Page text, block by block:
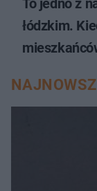
łódzkim.